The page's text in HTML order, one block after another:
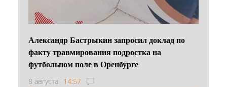
Александр Бастрыкин запросил доклад по
факту травмирования подростка на
футбольном поле в Оренбурге
8 августа 14:57